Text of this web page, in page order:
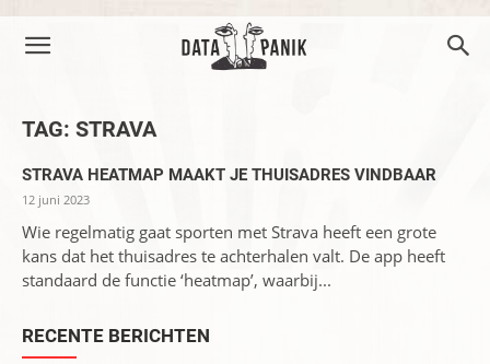
TAG: STRAVA
STRAVA HEATMAP MAAKT JE THUISADRES VINDBAAR
12 juni 2023
Wie regelmatig gaat sporten met Strava heeft een grote
kans dat het thuisadres te achterhalen valt. De app heeft
standaard de functie ‘heatmap’, waarbij...
RECENTE BERICHTEN